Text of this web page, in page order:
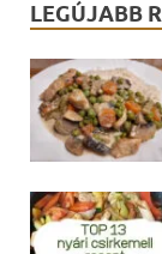
LEGÚJABB